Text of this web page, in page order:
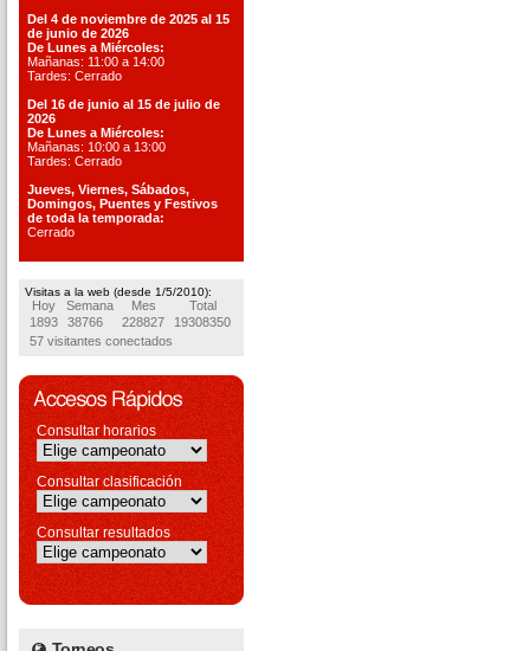
Del 4 de noviembre de 2025 al 15
de junio de 2026
De Lunes a Miércoles:
Mañanas: 11:00 a 14:00
Tardes: Cerrado
Del 16 de junio al 15 de julio de
2026
De Lunes a Miércoles:
Mañanas: 10:00 a 13:00
Tardes: Cerrado
Jueves, Viernes, Sábados,
Domingos, Puentes y Festivos
de toda la temporada:
Cerrado
Visitas a la web (desde 1/5/2010):
Hoy Semana Mes
Total
1893
38766 228827
19308350
57 visitantes conectados
Consultar horarios
Consultar clasificación
Consultar resultados